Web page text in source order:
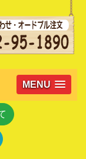
MENU